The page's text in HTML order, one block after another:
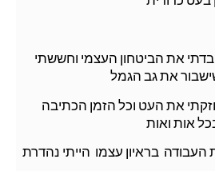
את הביטחון העצמי וחששתי
את גב הגמל
את העט וכל הזמן הכתיבה
אות ואות
העבודה בראיון עצמו הייתי נהדרת